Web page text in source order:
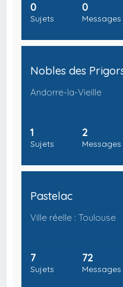
0
Sujets
0
Messages
Nobles des
Andorre-la-Vieille
1
Sujets
2
Messages
Pastelac
Ville réelle : Toulouse
7
Sujets
72
Messages